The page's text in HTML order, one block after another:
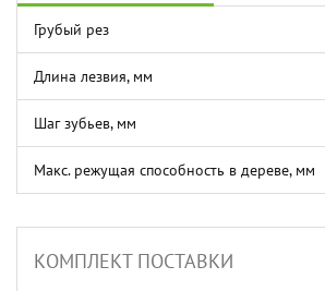
Грубый рез
Длина лезвия, мм
Шаг зубьев, мм
Макс. режущая способность в дереве, мм
КОМПЛЕКТ ПОСТАВКИ